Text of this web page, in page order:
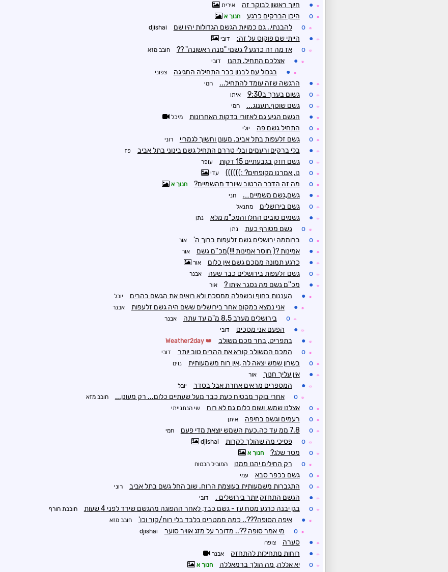
☼
● חיוך ראשון לבוקר זה אירית
☼
o היכן הברקים כרגע חנוך א
☼
o להבנתי.. גם כמויות הגשם הגדולות יהיו שם djishai
☼
● הייתי שם פוקוס על זה: דובי
☼
o אז מה זה כרגע ? גשמי "מנה ראשונה" ?? חובב מזא
☼
● אצלכם התחיל. תהנו דובי
☼
● בגבול עם לבנון כבר התחילה החגיגה צפוני
☼
● הרגשה שזה עומד להתחיל... חמי
☼
o גשום בערך ב9:30 איתן
☼
o גשם שוטף.תענוג... חמי
☼
● הגשם הגיע גם לאזורי בדקות האחרונות מיכל
☼
o התחיל גשם פה יולי
☼
o גשם זלעפות בתל אביב. מעונן וחשוך לגמריי רוני
☼
● בלי ברקים ורעמים ובלי טררם התחיל גשם בינוני בתל אביב פז
☼
o גשם חזק בגבעתיים 15 דקות עופר
☼
o נו, אמרנו מקופחים? :)))))) עדי
☼
o מה זה הדבר הרטוב שיורד מהשמיים? חנוך א
☼
● גשם,גשם משמיים…. חני
☼
o גשם בירושלים מתנאל
☼
● גשמים טובים החלו והמכ"מ מלא נתן
☼
o גשם מטורף כעת נתן
☼
o ברוממה ירושלים גשם זלעפות ברוך ה' אור
☼
● אמינות ?( חוסר אמינות !!!)מכ''ם גשם אור
☼
● כרגע תמונה ממכם גשם אין כלום אור
☼
o גשם זלעפות בירושלים כבר שעה אבנר
☼
● מכ''ם גשם מה נסגר איתו ? אור
☼
● העננות בחוף ובשפלה ממסכת ולא רואים את הגשם בהרים יובל
☼
● אני נמצא במקום אחר בירושלים ששם היה גשם זלעפות אבנר
☼
o בירושלים מערב 8.5 מ"מ עד עתה אבנר
☼
● הפעם אני מסכים דובי
☼
● בתפריט, בחר מכם משולב Weather2day
☼
o המכם המשולב קורא את ההרים טוב יותר דובי
☼
o בשרון שמש יצאה לה ,אין רוח משמעותית נוים
☼
● אין עליך חנוך אור
☼
● המספרים מראים אחרת אבל בסדר יובל
☼
o אחרי בוקר מבטיח כעת כבר מעל שעתיים כלום... רק מעונן... חובב מזא
☼
o אצלנו שמש, ושום כלום גם לא רוח שי הנתנייתי
☼
o רעמים וגשם בחיפה איתן
☼
o 7.8 ממ עד כה.כעת השמש יוצאת מדי פעם חמי
☼
o פסיכי מה שהולך לקרות djishai
☼
o מטר שלג? חנוך א
☼
o רק החילים יהנו ממנו המוביל הבטוח
☼
o גשם בכפר סבא עמי
☼
o התגברות משמעותית בעוצמת הרוח. שוב החל גשם בתל אביב רוני
☼
● הגשם התחזק יותר בירושלים . דובי
☼
o בגן יבנה כרגע מטח עז - גשם כבד, לאחר ההפוגה מהגשם שירד לפני 4 שעות חובבת חורף
☼
● איפה הסופה???.. כמה ממטרים בלבד בלי רוח/קור וכו' חובב מזא
☼
o מי אמר סופה ??.. מדובר על מזג אוויר סוער djishai
☼
● סערה צופה
☼
● רוחות מתחילות להתחזק אבנר
☼
o יא אללה, מה הולך ברמאללה חנוך א